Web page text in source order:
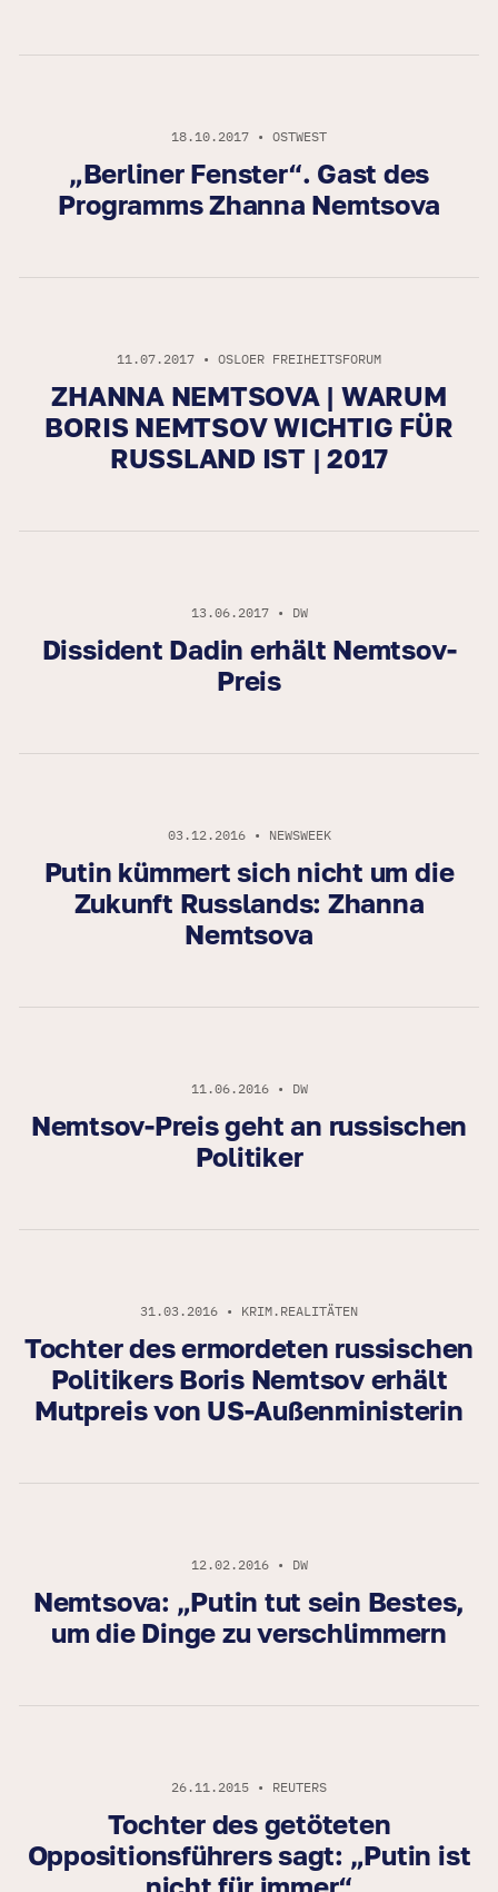
18.10.2017 • OSTWEST
„Berliner Fenster“. Gast des
Programms Zhanna Nemtsova
11.07.2017 • OSLOER FREIHEITSFORUM
ZHANNA NEMTSOVA | WARUM
BORIS NEMTSOV WICHTIG FÜR
RUSSLAND IST | 2017
13.06.2017 • DW
Dissident Dadin erhält Nemtsov-
Preis
03.12.2016 • NEWSWEEK
Putin kümmert sich nicht um die
Zukunft Russlands: Zhanna
Nemtsova
11.06.2016 • DW
Nemtsov-Preis geht an russischen
Politiker
31.03.2016 • KRIM.REALITÄTEN
Tochter des ermordeten russischen
Politikers Boris Nemtsov erhält
Mutpreis von US-Außenministerin
12.02.2016 • DW
Nemtsova: „Putin tut sein Bestes,
um die Dinge zu verschlimmern
26.11.2015 • REUTERS
Tochter des getöteten
Oppositionsführers sagt: „Putin ist